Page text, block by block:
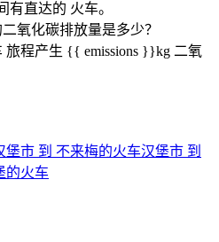
有直达的 火车。
氧化碳排放量是多少？
旅程产生 {{ emissions }}kg 二氧
堡市 到 不来梅的火车汉堡市 到
的火车